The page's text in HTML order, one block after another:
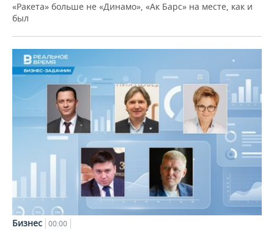
«Ракета» больше не «Динамо», «Ак Барс» на месте, как и
был
Бизнес 00:00